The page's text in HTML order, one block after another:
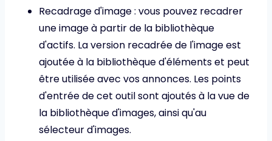
Recadrage d'image : vous pouvez recadrer
une image à partir de la bibliothèque
d'actifs. La version recadrée de l'image est
ajoutée à la bibliothèque d'éléments et peut
être utilisée avec vos annonces. Les points
d'entrée de cet outil sont ajoutés à la vue de
la bibliothèque d'images, ainsi qu'au
sélecteur d'images.